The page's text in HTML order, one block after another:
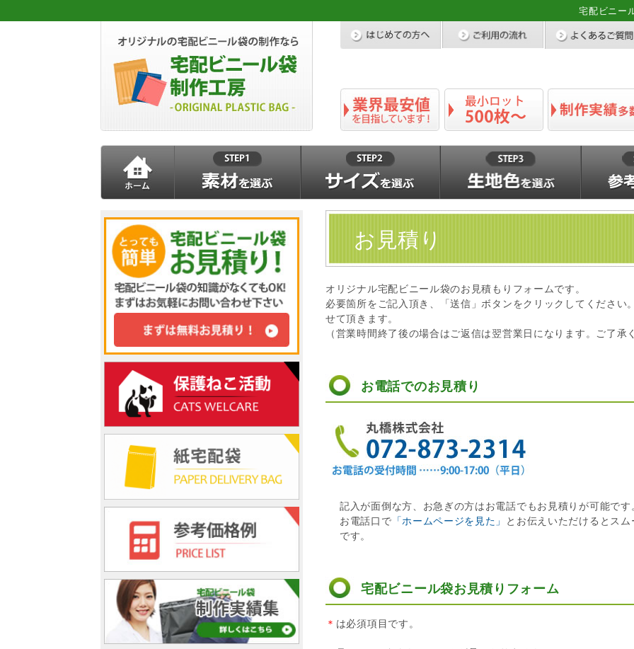
宅配ビニー
お見積り
オリジナル宅配ビニール袋のお見積もりフォームです。
必要箇所をご記入頂き、「送信」ボタンをクリックしてください
せて頂きます。
（営業時間終了後の場合はご返信は翌営業日になります。ご了承
お電話でのお見積り
記入が面倒な方、お急ぎの方はお電話でもお見積りが可能です。
お電話口で 「ホームページを見た」 とお伝えいただけるとスム
です。
宅配ビニール袋お見積りフォーム
＊ は必須項目です。